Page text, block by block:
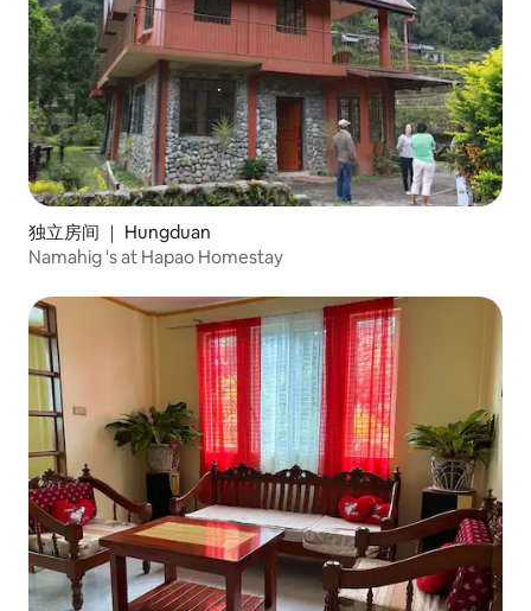
独立房间 ｜ Hungduan
Namahig 's at Hapao Homestay